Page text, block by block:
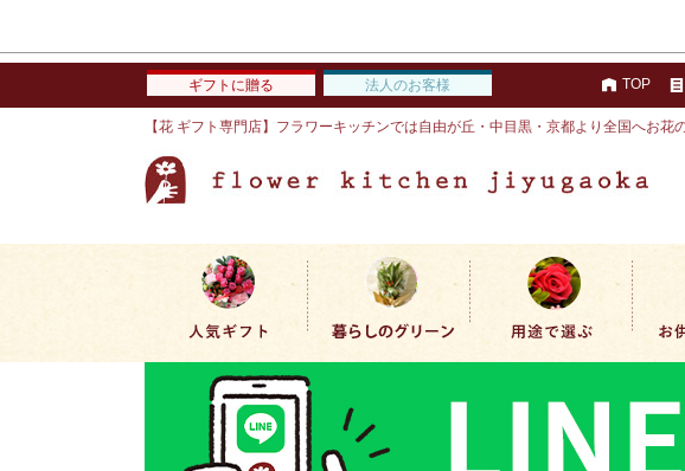
ギフトに贈る 法人のお客様 TOP
【花 ギフト専門店】フラワーキッチンでは自由が丘・中目黒・京都より全国へお花